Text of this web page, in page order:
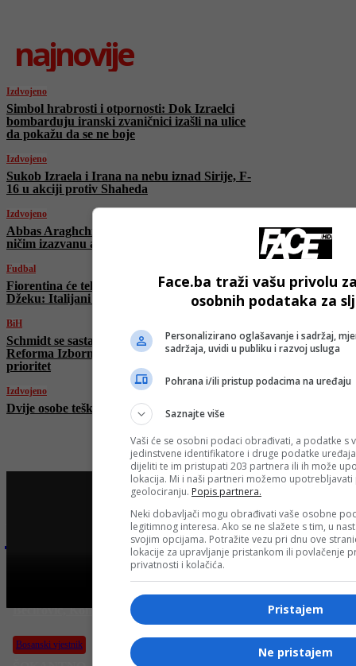
najnovije
Izdvojeno
Simbol hrabrosti i otpornosti: Dok Izraelci
bombarduju iranski zvaničnici izašli na ulice
da pokažu da se ne boje
Izdvojeno
Sukob Izraela i Irana na nebu iznad Sirije, F-
16 u akciji protiv Shaheda
Izdvojeno
Abbas Araghchi u Ženevi: “Izrael pokrenuo
ničim izazvanu agresiju na Iran”
Fudbal
Fiorentina će tek u julu zvanično predstaviti
Džeku: Italijani otkrili razlog
BiH
Schmidt se sastao sa Čovićem u Mostaru:
Reforma Izbornog zakona ostaje ključni
prioritet
Izdvojeno
Dvije osobe teško ranjene u udaru u Haifu
Najnovije na Face TV
Ko je “hapio” 113 miliona KM?! Kajganić najavio hapšenja:
Bećirović, Komšić i Cvijanović na meti!
Bosanski vjestnik
Face.ba traži vašu privolu
osobnih podataka za
Personalizirano oglašavanje i sadržaj,
sadržaja, uvidi u publiku i razvoj usluga
Pohrana i/ili pristup podacima na uređaju
Saznajte više
Vaši će se osobni podaci obrađivati, a podatke s
jedinstvene identifikatore i druge podatke
dijeliti te im pristupati 203 partnera ili ih može
lokacija. Mi i naši partneri možemo
geolociranju. Popis partnera.
Neki dobavljači mogu obrađivati vaše osobne
legitimnog interesa. Ako se ne slažete s tim, u
svojim opcijama. Potražite vezu pri dnu ove
lokacije za upravljanje pristankom ili povlačenje
privatnosti i kolačića.
Pristajem
Ne pristajem